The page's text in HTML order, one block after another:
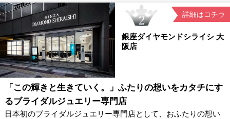
詳細はコチラ
銀座ダイヤモンドシライシ 大
阪店
「この輝きと生きていく。」ふたりの想いをカタチにす
るブライダルジュエリー専門店
日本初のブライダルジュエリー専門店として、おふたりの想い